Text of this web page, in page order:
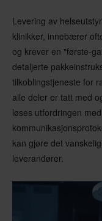
Levering av
klinikker, innebærer
og krever en "første-
detaljerte
tilkoblingstjeneste for
alle deler er tatt med
løses utfordringen
kan gjøre det
leverandører.